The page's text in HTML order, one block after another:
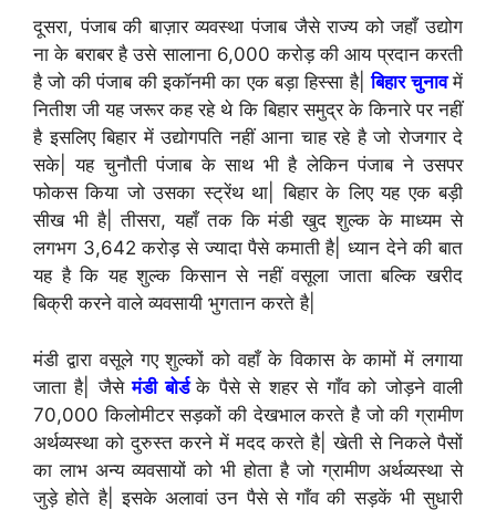
दूसरा, पंजाब की बाज़ार व्यवस्था पंजाब जैसे राज्य को जहाँ उद्योग
ना के बराबर है उसे सालाना 6,000 करोड़ की आय प्रदान करती
है जो की पंजाब की इकॉनमी का एक बड़ा हिस्सा है|बिहार चुनावमें
नितीश जी यह जरूर कह रहे थे कि बिहार समुद्र के किनारे पर नहीं
है इसलिए बिहार में उद्योगपति नहीं आना चाह रहे है जो रोजगार दे
सके| यह चुनौती पंजाब के साथ भी है लेकिन पंजाब ने उसपर
फोकस किया जो उसका स्ट्रेंथ था| बिहार के लिए यह एक बड़ी
सीख भी है| तीसरा, यहाँ तक कि मंडी खुद शुल्क के माध्यम से
लगभग 3,642 करोड़ से ज्यादा पैसे कमाती है| ध्यान देने की बात
यह है कि यह शुल्क किसान से नहीं वसूला जाता बल्कि खरीद
बिक्री करने वाले व्यवसायी भुगतान करते है|
मंडी द्वारा वसूले गए शुल्कों को वहाँ के विकास के कामों में लगाया
जाता है| जैसेमंडी बोर्ड के पैसे से शहर से गाँव को जोड़ने वाली
70,000 किलोमीटर सड़कों की देखभाल करते है जो की ग्रामीण
अर्थव्यस्था को दुरुस्त करने में मदद करते है| खेती से निकले पैसों
का लाभ अन्य व्यवसायों को भी होता है जो ग्रामीण अर्थव्यस्था से
जुड़े होते है| इसके अलावां उन पैसे से गाँव की सड़कें भी सुधारी